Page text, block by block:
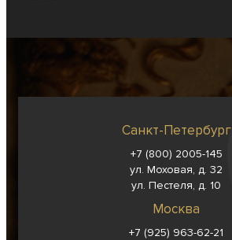
Санкт-Петербург
+7 (800) 2005-145
ул. Моховая, д. 32
ул. Пестеля, д. 10
Москва
+7 (925) 963-62-21